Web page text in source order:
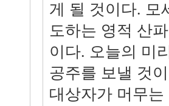
게 될 것이다. 모
도하는 영적 산
이다. 오늘의 미
공주를 보낼 것
대상자가 머무